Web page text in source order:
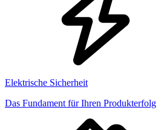
Elektrische Sicherheit
Das Fundament für Ihren Produkterfolg